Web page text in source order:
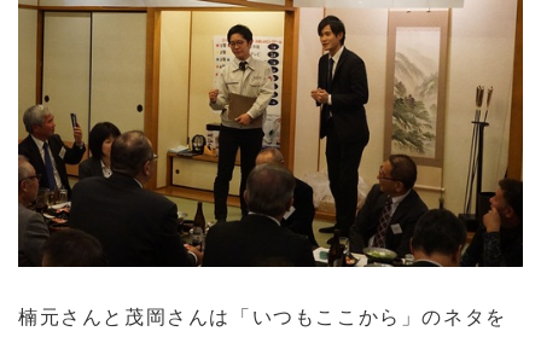
楠元さんと茂岡さんは「いつもここから」のネタを